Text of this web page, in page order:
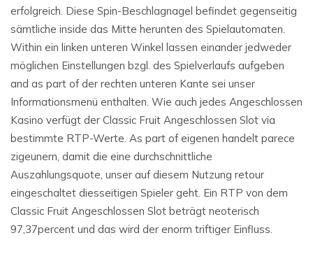
erfolgreich. Diese Spin-Beschlagnagel befindet gegenseitig
sämtliche inside das Mitte herunten des Spielautomaten.
Within ein linken unteren Winkel lassen einander jedweder
möglichen Einstellungen bzgl. des Spielverlaufs aufgeben
and as part of der rechten unteren Kante sei unser
Informationsmenü enthalten. Wie auch jedes Angeschlossen
Kasino verfügt der Classic Fruit Angeschlossen Slot via
bestimmte RTP-Werte. As part of eigenen handelt parece
zigeunern, damit die eine durchschnittliche
Auszahlungsquote, unser auf diesem Nutzung retour
eingeschaltet diesseitigen Spieler geht. Ein RTP von dem
Classic Fruit Angeschlossen Slot beträgt neoterisch
97,37percent und das wird der enorm triftiger Einfluss.